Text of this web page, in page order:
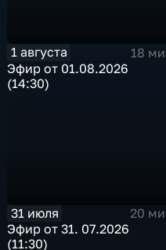
1 августа
18
Эфир от 01.08.2026
(14:30)
31 июля
20
Эфир от 31. 07.2026
(11:30)